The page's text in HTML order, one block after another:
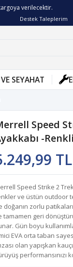
verilecektir.
Destek Taleplerim
SEYAHAT
Speed
-Renkli
TL
Speed Strike 2
ve üstün outdoor
doğanın zorlu
tamamen geri
Gün boyu
EVA orta taban
olan yapışkan
performansınızı